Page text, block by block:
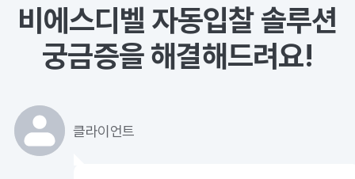
비에스디벨 자동입찰 솔루션
궁금증을 해결해드려요!
클라이언트